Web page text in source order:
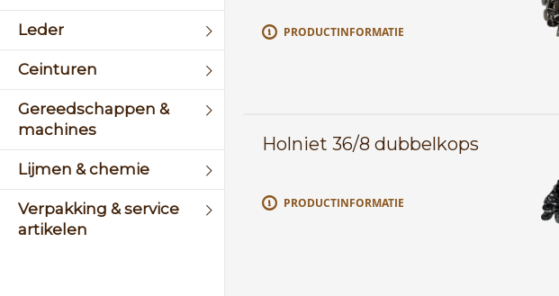
Leder
Ceinturen
Gereedschappen &
machines
Lijmen & chemie
Verpakking & service
artikelen
PRODUCTINFORMATIE
Holniet 36/8 dubbelkops
PRODUCTINFORMATIE